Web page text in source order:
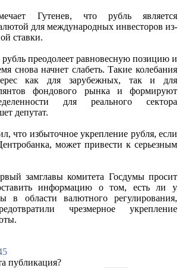
Гутенев, что рубль является
для международных инвесторов из-
ставки.
рубль преодолеет равновесную позицию и
снова начнет слабеть. Такие колебания
как для зарубежных, так и для
фондового рынка и формируют
для реального сектора
депутат.
что избыточное укрепление рубля, если
может привести к серьезным
замглавы комитета Госдумы просит
информацию о том, есть ли у
в области валютного регулирования,
чрезмерное укрепление
публикация?